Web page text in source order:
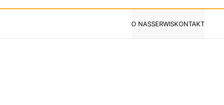
O NASSERWISKONTAKT